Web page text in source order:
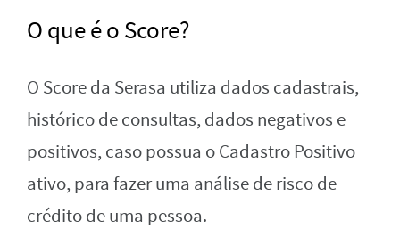
O que é o Score?
O Score da Serasa utiliza dados cadastrais,
histórico de consultas, dados negativos e
positivos, caso possua o Cadastro Positivo
ativo, para fazer uma análise de risco de
crédito de uma pessoa.